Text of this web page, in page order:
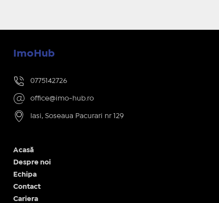
ImoHub
0775142726
office@imo-hub.ro
Iasi, Soseaua Pacurari nr 129
Acasă
Despre noi
Echipa
Contact
Cariera